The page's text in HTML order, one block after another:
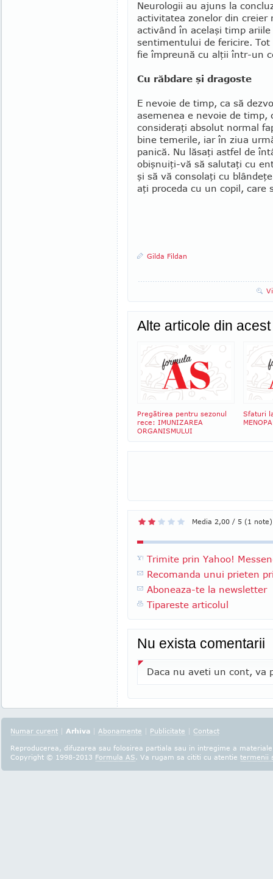
Neurologii au ajuns la
activitatea zonelor din creier
activând în acelaşi timp
sentimentului de fericire.
fie împreună cu alţii într-un
Cu răbdare şi dragoste
E nevoie de timp, ca să
asemenea e nevoie de timp,
consideraţi absolut normal
bine temerile, iar în ziua
panică. Nu lăsaţi astfel de
obişnuiţi-vă să salutaţi cu
şi să vă consolaţi cu
aţi proceda cu un copil, care
Gilda Fildan
Alte articole din
Pregătirea pentru sezonul
rece: IMUNIZAREA
ORGANISMULUI
Sfaturi
Media 2,00 / 5 (1 note)
Trimite prin Yahoo!
Recomanda unui prieten
Aboneaza-te la newsletter
Tipareste articolul
Nu exista comentarii
Daca nu aveti un cont, va
Numar curent | Arhiva | Abonamente | Publicitate | Contact
Reproducerea, difuzarea sau folosirea partiala sau in intregime a
Copyright © 1998-2013 Formula AS. Va rugam sa cititi cu atentie termenii